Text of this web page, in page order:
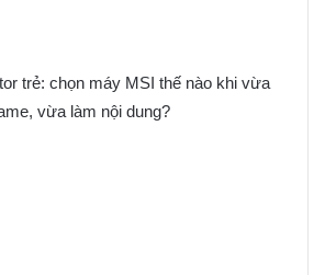
trẻ: chọn máy MSI thế nào khi vừa
vừa làm nội dung?